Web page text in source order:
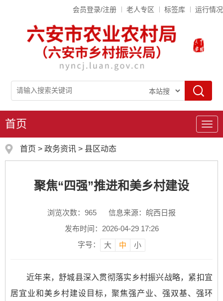
会员登录/注册 老人专区 标签库 运行情况
导
航
首页
首页 > 政务资讯 > 县区动态
聚焦“四强”推进和美乡村建设
浏览次数： 965
信息来源：皖西日报
发布时间：2026-04-29 17:26
字号：
大 中 小
近年来，舒城县深入贯彻落实乡村振兴战略，紧扣宜
居宜业和美乡村建设目标，聚焦强产业、强双基、强环